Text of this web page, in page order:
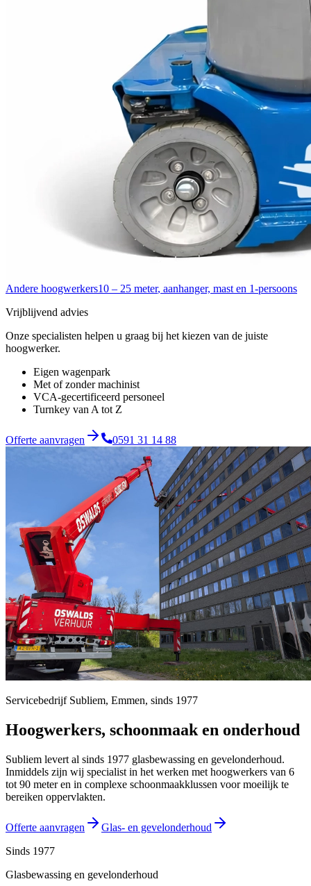
Andere hoogwerkers10 – 25 meter, aanhanger, mast en 1-persoons
Vrijblijvend advies
Onze specialisten helpen u graag bij het kiezen van de juiste
hoogwerker.
Eigen wagenpark
Met of zonder machinist
VCA-gecertificeerd personeel
Turnkey van A tot Z
Offerte aanvragen 0591 31 14 88
Servicebedrijf Subliem, Emmen, sinds 1977
Hoogwerkers, schoonmaak en onderhoud
Subliem levert al sinds 1977 glasbewassing en gevelonderhoud.
Inmiddels zijn wij specialist in het werken met hoogwerkers van 6
tot 90 meter en in complexe schoonmaakklussen voor moeilijk te
bereiken oppervlakten.
Offerte aanvragen
Glas- en gevelonderhoud
Sinds 1977
Glasbewassing en gevelonderhoud